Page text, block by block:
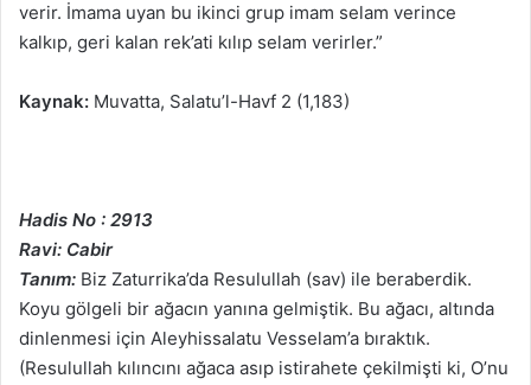
verir. İmama uyan bu ikinci grup imam selam verince
kalkıp, geri kalan rek’ati kılıp selam verirler.”
Kaynak: Muvatta, Salatu’l-Havf 2 (1,183)
Hadis No : 2913
Ravi: Cabir
Tanım: Biz Zaturrika’da Resulullah (sav) ile beraberdik.
Koyu gölgeli bir ağacın yanına gelmiştik. Bu ağacı, altında
dinlenmesi için Aleyhissalatu Vesselam’a bıraktık.
(Resulullah kılıncını ağaca asıp istirahete çekilmişti ki, O’nu